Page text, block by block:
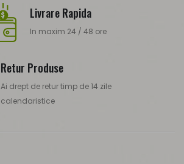
Livrare Rapida
In maxim 24 / 48 ore
Retur Produse
Ai drept de retur timp de 14 zile
calendaristice